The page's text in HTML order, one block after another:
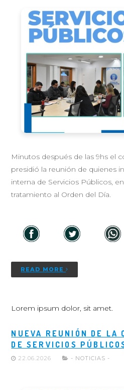
Minutos después de las 9hs el
presidió la reunión de quienes
interna de Servicios Públicos,
tratamiento al Orden del Día.
READ MORE
Lorem ipsum dolor, sit amet.
NUEVA REUNIÓN DE LA
DE SERVICIOS
22.06.2026 - NOTICIAS -